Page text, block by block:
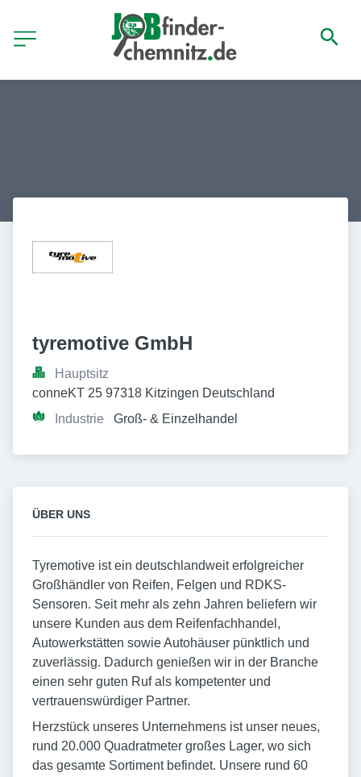
tyremotive GmbH
Hauptsitz
conneKT 25 97318 Kitzingen Deutschland
Industrie
Groß- & Einzelhandel
ÜBER UNS
Tyremotive ist ein deutschlandweit erfolgreicher
Großhändler von Reifen, Felgen und RDKS-
Sensoren. Seit mehr als zehn Jahren beliefern wir
unsere Kunden aus dem Reifenfachhandel,
Autowerkstätten sowie Autohäuser pünktlich und
zuverlässig. Dadurch genießen wir in der Branche
einen sehr guten Ruf als kompetenter und
vertrauenswürdiger Partner.
Herzstück unseres Unternehmens ist unser neues,
rund 20.000 Quadratmeter großes Lager, wo sich
das gesamte Sortiment befindet. Unsere rund 60